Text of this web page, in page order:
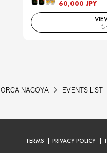
60,000 JPY
も
ORCA NAGOYA EVENTS LIST
TERMS PRIVACY POLICY